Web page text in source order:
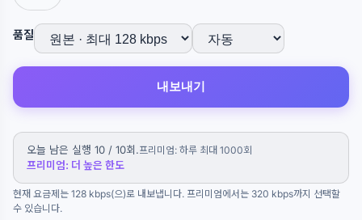
품질
내보내기
오늘 남은 실행 10 / 10회.프리미엄: 하루 최대 1000회
프리미엄: 더 높은 한도
현재 요금제는 128 kbps(으)로 내보냅니다. 프리미엄에서는 320 kbps까지 선택할
수 있습니다.